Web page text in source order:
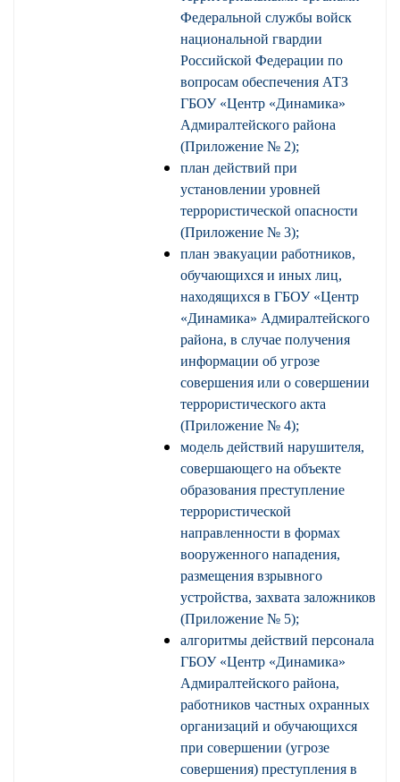
Федеральной службы войск
национальной гвардии
Российской Федерации по
вопросам обеспечения АТЗ
ГБОУ «Центр «Динамика»
Адмиралтейского района
(Приложение № 2);
план действий при
установлении уровней
террористической опасности
(Приложение № 3);
план эвакуации работников,
обучающихся и иных лиц,
находящихся в ГБОУ «Центр
«Динамика» Адмиралтейского
района, в случае получения
информации об угрозе
совершения или о совершении
террористического акта
(Приложение № 4);
модель действий нарушителя,
совершающего на объекте
образования преступление
террористической
направленности в формах
вооруженного нападения,
размещения взрывного
устройства, захвата заложников
(Приложение № 5);
алгоритмы действий персонала
ГБОУ «Центр «Динамика»
Адмиралтейского района,
работников частных охранных
организаций и обучающихся
при совершении (угрозе
совершения) преступления в